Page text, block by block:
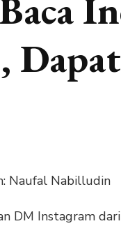
Naufal Nabilludin
DM Instagram